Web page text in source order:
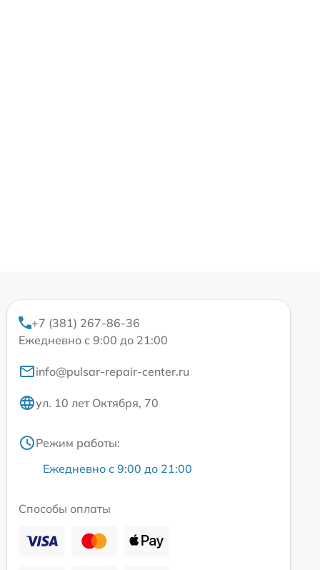
+7 (381) 267-86-36
Ежедневно с 9:00 до 21:00
info@pulsar-repair-center.ru
ул. 10 лет Октября, 70
Режим работы:
Ежедневно с 9:00 до 21:00
Способы оплаты